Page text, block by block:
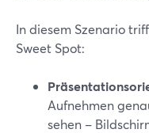
In diesem Szenario
Sweet Spot:
Aufnehmen
sehen –